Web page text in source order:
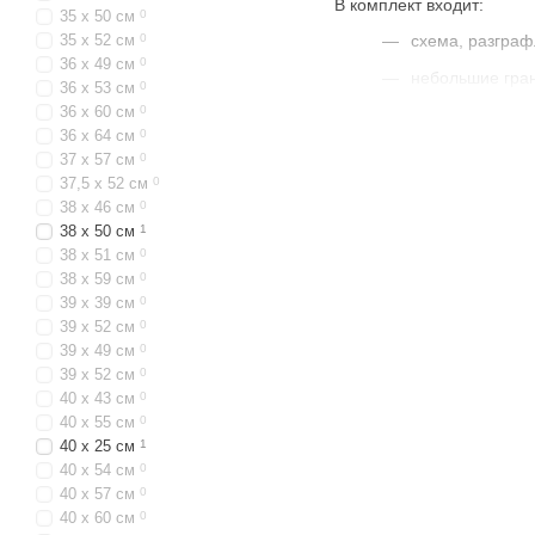
В комплект входит:
схема,
35 х 50 см 0
35 х 52 см 0
36 x 49 см 0
36 x 53 см 0
36 x 60 см 0
36 х 64 см 0
37 x 57 см 0
37,5 х 52 см 0
38 х 46 см 0
38 х 50 см 1
38 х 51 см 0
38 х 59 см 0
39 x 39 см 0
39 x 52 см 0
39 х 49 см 0
39 х 52 см 0
40 x 43 см 0
40 x 55 см 0
40 х 25 см 1
40 х 54 см 0
40 х 57 см 0
40 х 60 см 0